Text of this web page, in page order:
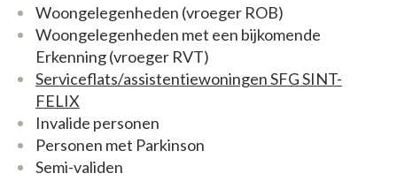
Woongelegenheden (vroeger ROB)
Woongelegenheden met een bijkomende
Erkenning (vroeger RVT)
Serviceflats/assistentiewoningen SFG SINT-
FELIX
Invalide personen
Personen met Parkinson
Semi-validen